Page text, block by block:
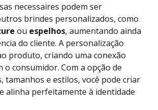
necessaires podem ser
brindes personalizados, como
ou espelhos, aumentando ainda
do cliente. A personalização
produto, criando uma conexão
o consumidor. Com a opção de
tamanhos e estilos, você pode criar
alinha perfeitamente à identidade